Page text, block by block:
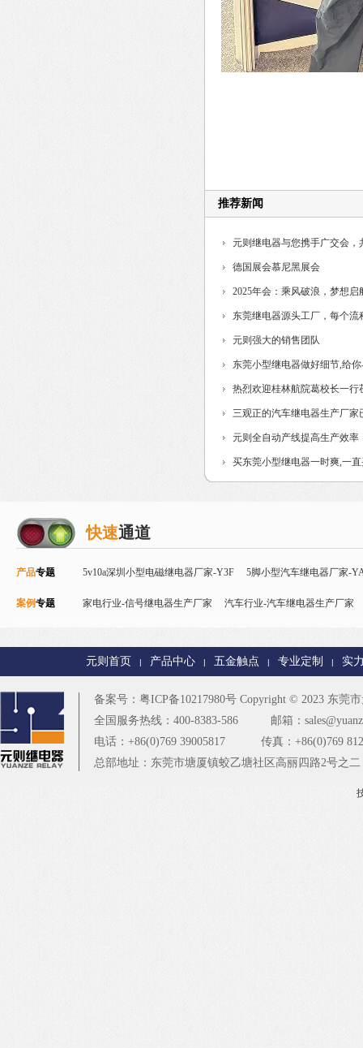
推荐新闻
元则继电器与您携手广交会，
德国展会慕尼黑展会
2025年会：乘风破浪，梦想启
东莞继电器源头工厂，每个流
制...元则强大的销售团队
东莞小型继电器做好细节,给
热烈欢迎桂林航院葛校长一行
三观正的汽车继电器生产厂家
元则全自动产线提高生产效率
买东莞小型继电器一时爽,一
快速通道
产品专题 5v10a深圳小型电磁继电器厂家-Y3F 5脚小型汽车继电器厂家-
Y32F 磁保持继电器 智能控制继电器-Y90 24v直流信号继电
案例专题 家电行业-信号继电器生产厂家 汽车行业-汽车继电器生产厂家
楼宇安防行业-T90继电器厂家 更多
元则首页 | 产品中心 | 五金触点 | 专业定制 | 实
备案号： 粤ICP备10217980号 Copyright © 2023 东莞
全国服务热线：400-8383-586
邮箱：
电话：+86(0)769 39005817
传真：+86(0)769
总部地址：东莞市塘厦镇蛟乙塘社区高丽四路2号之二